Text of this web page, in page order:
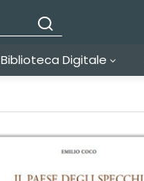
Biblioteca Digitale